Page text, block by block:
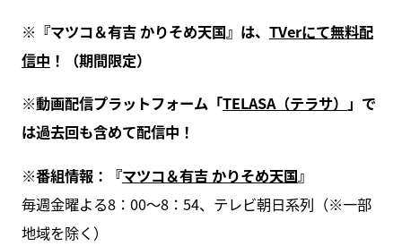
※『マツコ＆有吉 かりそめ天国』は、 TVerにて無料配
信中 ！（期間限定）
※動画配信プラットフォーム「TELASA（テラサ） 」で
は過去回も含めて配信中！
※番組情報：『マツコ＆有吉 かりそめ天国』
毎週金曜よる8：00～8：54、テレビ朝日系列（※一部
地域を除く）